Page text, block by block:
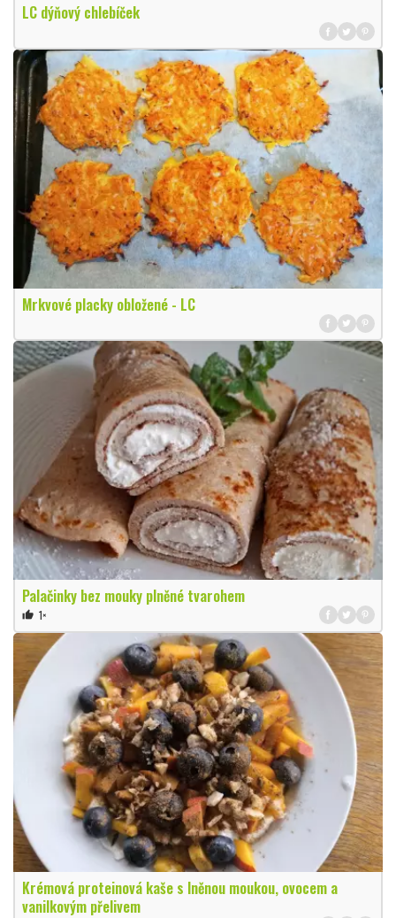
LC dýňový chlebíček
Mrkvové placky obložené - LC
Palačinky bez mouky plněné tvarohem
thumb_up 1×
Krémová proteinová kaše s lněnou moukou, ovocem a
vanilkovým přelivem